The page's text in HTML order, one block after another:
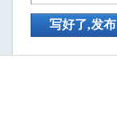
写好了,发布